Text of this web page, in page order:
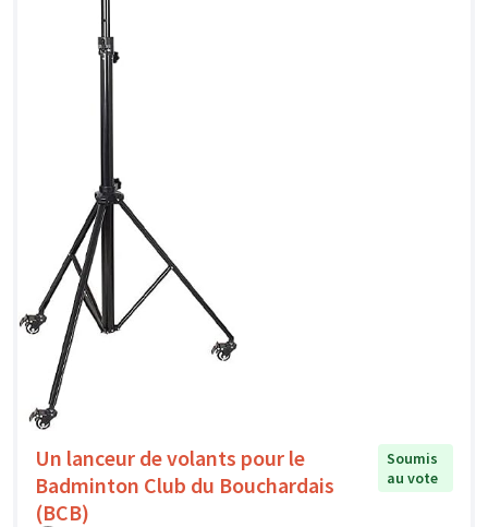
Un lanceur de volants pour le
Badminton Club du Bouchardais
(BCB)
Soumis
au vote